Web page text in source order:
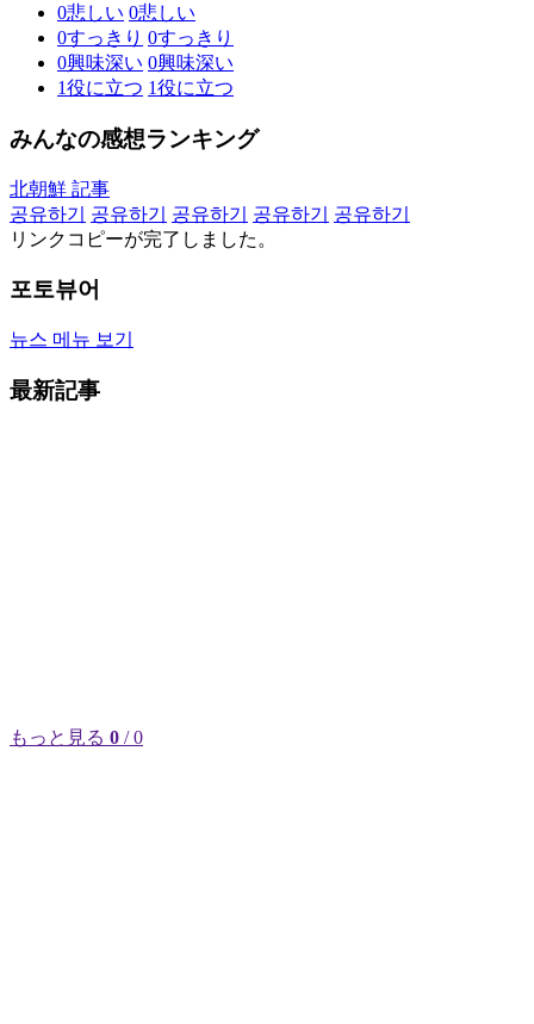
0悲しい 0悲しい
0すっきり 0すっきり
0興味深い 0興味深い
1役に立つ 1役に立つ
みんなの感想ランキング
北朝鮮 記事
공유하기
공유하기 공유하기 공유하기
공유하기
リンクコピーが完了しました。
포토뷰어
뉴스 메뉴 보기
最新記事
もっと見る 0 / 0